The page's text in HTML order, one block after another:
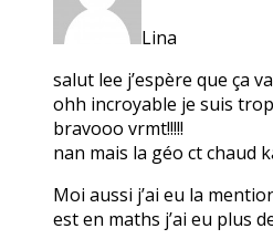
Lina
salut lee j’espère que ça
ohh incroyable je suis
bravooo vrmt!!!!!
nan mais la géo ct chaud
Moi aussi j’ai eu la
est en maths j’ai eu plus